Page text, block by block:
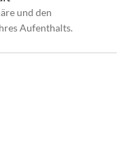
und den
Aufenthalts.